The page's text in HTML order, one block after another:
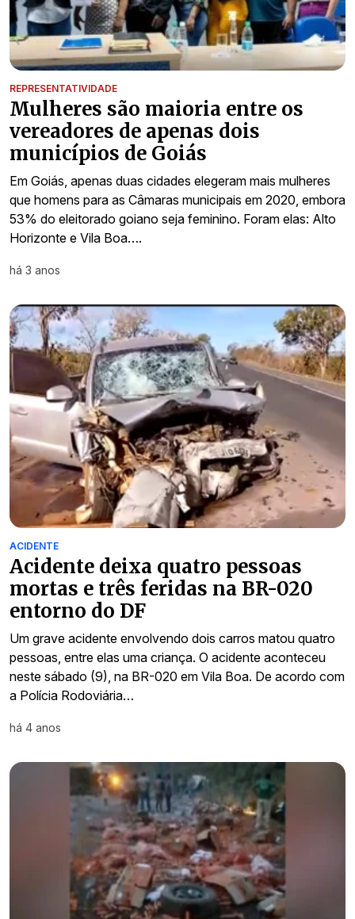
REPRESENTATIVIDADE
Mulheres são maioria entre os
vereadores de apenas dois
municípios de Goiás
Em Goiás, apenas duas cidades elegeram mais mulheres
que homens para as Câmaras municipais em 2020, embora
53% do eleitorado goiano seja feminino. Foram elas: Alto
Horizonte e Vila Boa….
há 3 anos
ACIDENTE
Acidente deixa quatro pessoas
mortas e três feridas na BR-020
entorno do DF
Um grave acidente envolvendo dois carros matou quatro
pessoas, entre elas uma criança. O acidente aconteceu
neste sábado (9), na BR-020 em Vila Boa. De acordo com
a Polícia Rodoviária…
há 4 anos